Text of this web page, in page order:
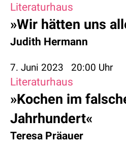
Literaturhaus
»Wir hätten uns
Judith Hermann
7. Juni 2023 20:00 Uhr
Literaturhaus
»Kochen im
Jahrhundert«
Teresa Präauer